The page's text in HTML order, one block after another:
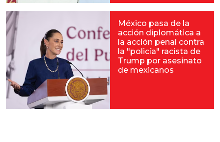
México pasa de la
acción diplomática a
la acción penal contra
la "policía" racista de
Trump por asesinato
de mexicanos